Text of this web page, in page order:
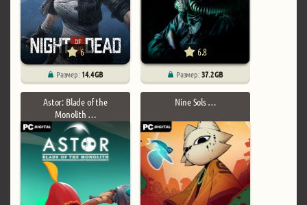
6
Размер: 14.4 GB
6.8
Размер:37.2 GB
Astor: Blade of the
Monolith …
Nine Sols …